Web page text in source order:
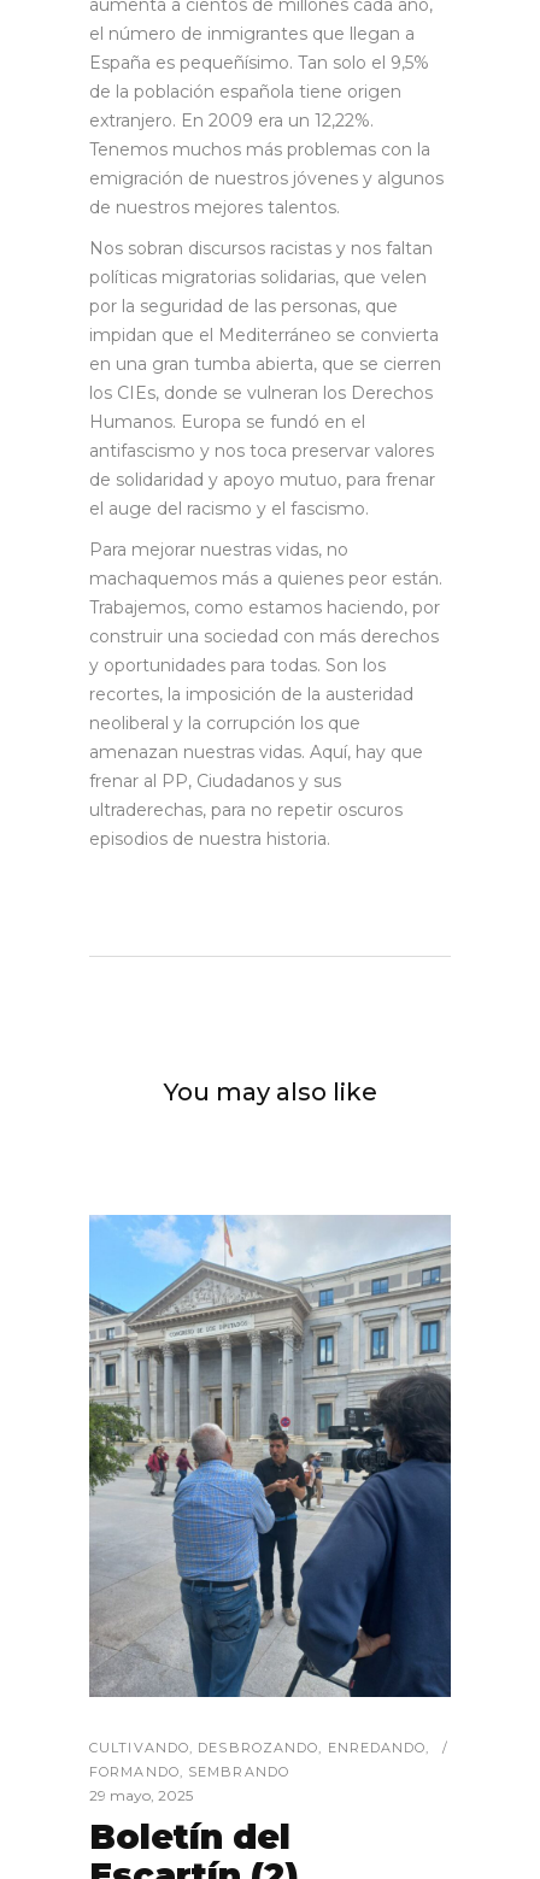
aumenta a cientos de millones cada año,
el número de inmigrantes que llegan a
España es pequeñísimo. Tan solo el 9,5%
de la población española tiene origen
extranjero. En 2009 era un 12,22%.
Tenemos muchos más problemas con la
emigración de nuestros jóvenes y algunos
de nuestros mejores talentos.
Nos sobran discursos racistas y nos faltan
políticas migratorias solidarias, que velen
por la seguridad de las personas, que
impidan que el Mediterráneo se convierta
en una gran tumba abierta, que se cierren
los CIEs, donde se vulneran los Derechos
Humanos. Europa se fundó en el
antifascismo y nos toca preservar valores
de solidaridad y apoyo mutuo, para frenar
el auge del racismo y el fascismo.
Para mejorar nuestras vidas, no
machaquemos más a quienes peor están.
Trabajemos, como estamos haciendo, por
construir una sociedad con más derechos
y oportunidades para todas. Son los
recortes, la imposición de la austeridad
neoliberal y la corrupción los que
amenazan nuestras vidas. Aquí, hay que
frenar al PP, Ciudadanos y sus
ultraderechas, para no repetir oscuros
episodios de nuestra historia.
You may also like
CULTIVANDO, DESBROZANDO, ENREDANDO,
FORMANDO, SEMBRANDO
29 mayo, 2025
Boletín del